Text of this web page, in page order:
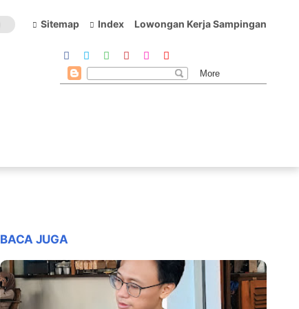
Sitemap Index Lowongan Kerja Sampingan
BACA JUGA